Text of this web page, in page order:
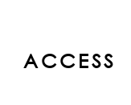
ACCESS